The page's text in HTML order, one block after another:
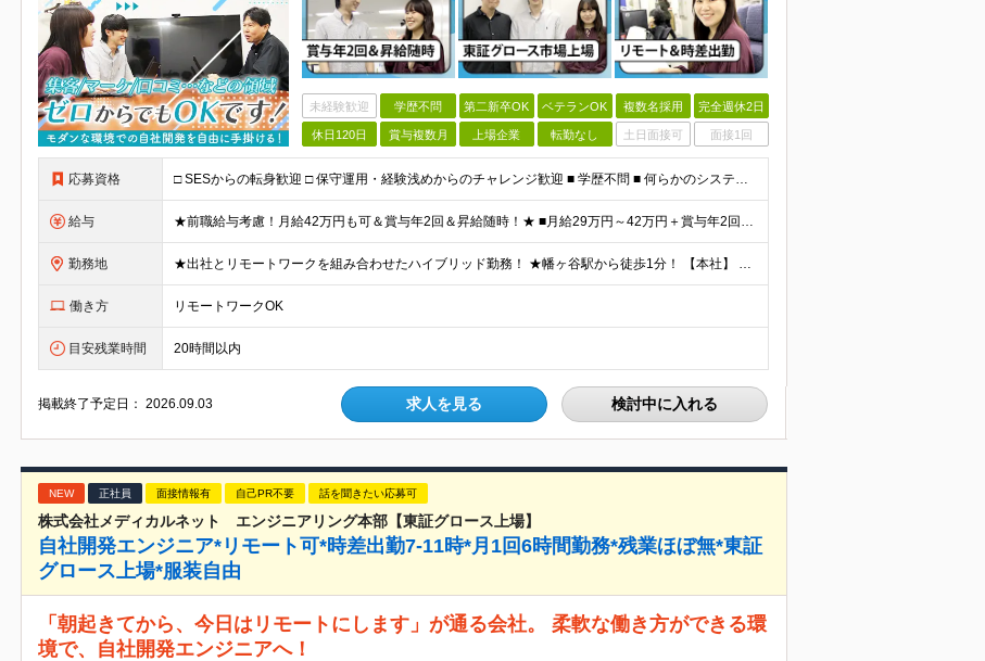
未経験歓迎 学歴不問 第二新卒OK ベテランOK 複数名採用 完全週休2日
休日120日 賞与複数月 上場企業 転勤なし 土日面接可 面接1回
応募資格 □ SESからの転身歓迎 □ 保守運用・経験浅めからのチャレンジ歓迎 ■ 学歴不問 ■ 何らかのシステム開発経験をお持ちの方（言語・年数不問） ＜当社で経験できること＞ ・企画、要件定義、設計、実装
給与 ★前職給与考慮！月給42万円も可＆賞与年2回＆昇給随時！★ ■月給29万円～42万円＋賞与年2回＋交通費 ※前職の給与やスキルを考慮し決定します ※固定残業代（月45時間分／7万7,000円～11万
勤務地 ★出社とリモートワークを組み合わせたハイブリッド勤務！ ★幡ヶ谷駅から徒歩1分！ 【本社】 東京都渋谷区幡ヶ谷1-34-14 宝ビル3F ※(変更の範囲)上記を除く当社関連勤務地
働き方 リモートワークOK
目安残業時間 20時間以内
掲載終了予定日：2026.09.03 求人を見る 検討中に入れる
NEW 正社員 面接情報有 自己PR不要 話を聞きたい応募可
株式会社メディカルネット エンジニアリング本部【東証グロース上場】
自社開発エンジニア*リモート可*時差出勤7-11時*月1回6時間勤務*残業ほぼ無*東証
グロース上場*服装自由
「朝起きてから、今日はリモートにします」が通る会社。 柔軟な働き方ができる環
境で、自社開発エンジニアへ！